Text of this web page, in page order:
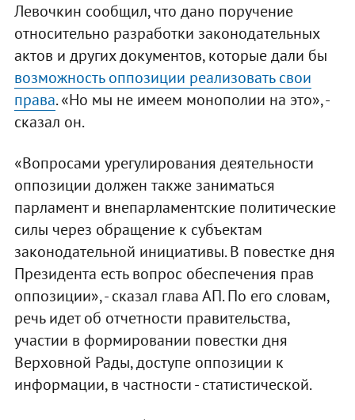
Левочкин сообщил, что дано поручение
относительно разработки законодательных
актов и других документов, которые дали бы
возможность оппозиции реализовать свои
права. «Но мы не имеем монополии на это», -
сказал он.
«Вопросами урегулирования деятельности
оппозиции должен также заниматься
парламент и внепарламентские политические
силы через обращение к субъектам
законодательной инициативы. В повестке дня
Президента есть вопрос обеспечения прав
оппозиции», - сказал глава АП. По его словам,
речь идет об отчетности правительства,
участии в формировании повестки дня
Верховной Рады, доступе оппозиции к
информации, в частности - статистической.